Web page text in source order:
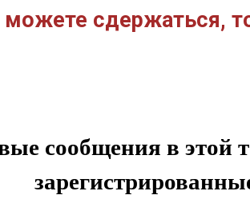
можете сдержаться,
сообщения в этой